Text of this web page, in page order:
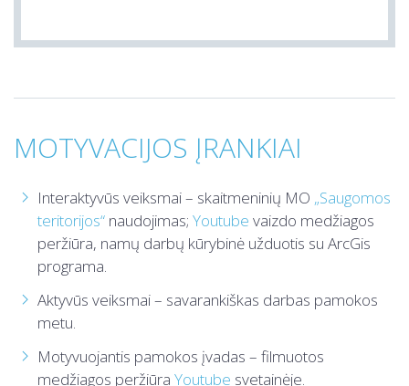
MOTYVACIJOS ĮRANKIAI
Interaktyvūs veiksmai – skaitmeninių MO „Saugomos
teritorijos“naudojimas; Youtube vaizdo medžiagos
peržiūra, namų darbų kūrybinė užduotis su ArcGis
programa.
Aktyvūs veiksmai – savarankiškas darbas pamokos
metu.
Motyvuojantis pamokos įvadas – filmuotos
medžiagos peržiūra Youtube svetainėje.